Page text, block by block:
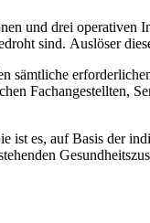
und drei operativen
sind. Auslöser
Fachangestellten,
ist es, auf Basis der